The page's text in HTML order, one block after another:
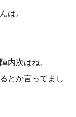
は。
内次はね。
とか言ってまし